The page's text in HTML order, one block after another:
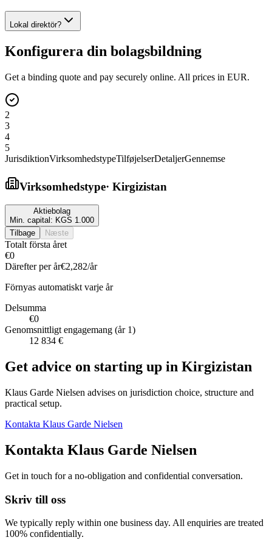
Lokal direktör?
Konfigurera din bolagsbildning
Get a binding quote and pay securely online. All prices in EUR.
2
3
4
5
JurisdiktionVirksomhedstypeTilføjelserDetaljerGennemse
Virksomhedstype· Kirgizistan
Aktiebolag
Min. capital: KGS 1.000
Tilbage
Næste
Totalt första året
€0
Därefter per år€2,282/år
Förnyas automatiskt varje år
Delsumma
€0
Genomsnittligt engagemang (år 1)
12 834 €
Get advice on starting up in Kirgizistan
Klaus Garde Nielsen advises on jurisdiction choice, structure and
practical setup.
Kontakta Klaus Garde Nielsen
Kontakta Klaus Garde Nielsen
Get in touch for a no-obligation and confidential conversation.
Skriv till oss
We typically reply within one business day. All enquiries are treated
100% confidentially.